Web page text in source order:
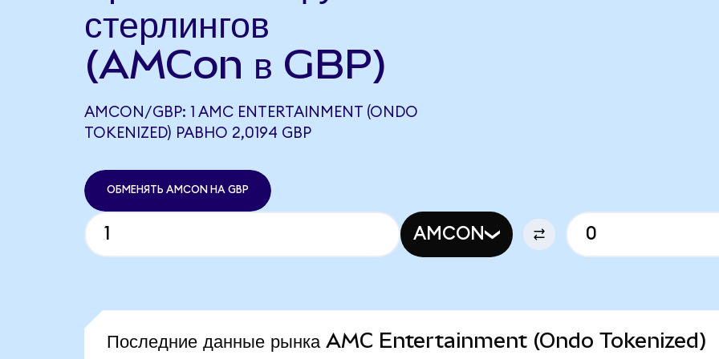
стерлингов
(AMCon в GBP)
AMCON/GBP: 1 AMC ENTERTAINMENT (ONDO
TOKENIZED) РАВНО 2,0194 GBP
ОБМЕНЯТЬ AMCON НА GBP
AMCON
Последние данные рынка AMC Entertainment (Ondo Tokenized)